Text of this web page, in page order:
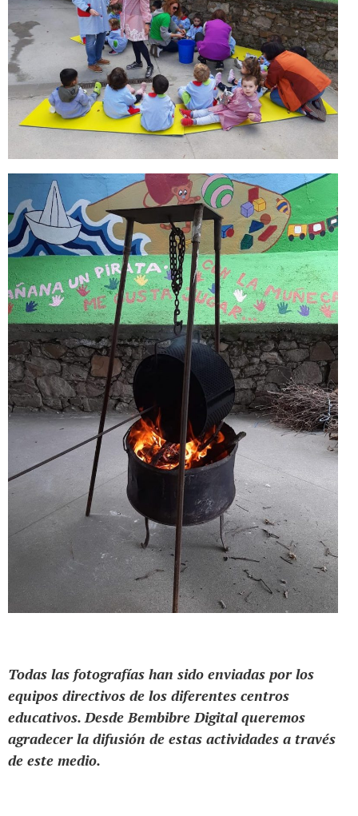
Todas las fotografías han sido enviadas por los
equipos directivos de los diferentes centros
educativos. Desde Bembibre Digital queremos
agradecer la difusión de estas actividades a través
de este medio.